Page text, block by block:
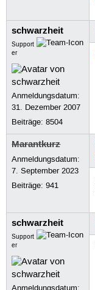
schwarzheit
Support
er
Anmeldungsdatum:
31. Dezember 2007
Beiträge:8504
Marantkurz
Anmeldungsdatum:
7. September 2023
Beiträge:941
schwarzheit
Support
er
Anmeldungsdatum: